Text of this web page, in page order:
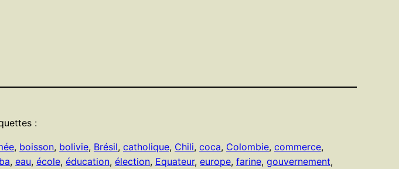
:
, boisson, bolivie, Brésil, catholique, Chili, coca, Colombie, commerce
, eau, école, éducation, élection, Equateur, europe, farine, gouvernement